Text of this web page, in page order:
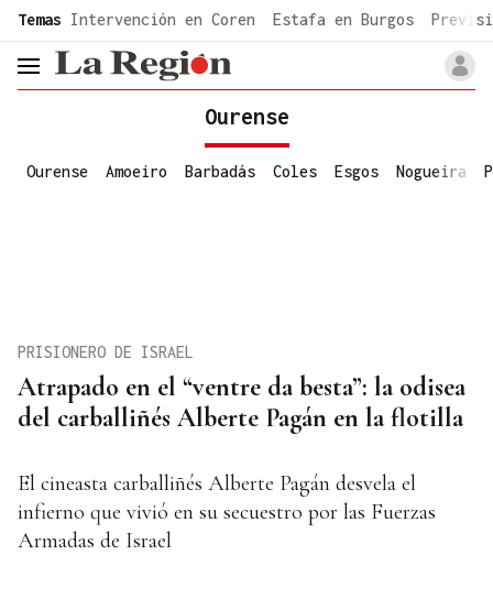
common.go-to-content
Temas Intervención en Coren Estafa en Burgos
header.menu.open
Ourense
Ourense Amoeiro Barbadás Coles Esgos Nogueira
Atrapado en el “ventre da besta”: la odisea
del carballiñés Alberte Pagán en la flotilla
PRISIONERO DE ISRAEL
El cineasta carballiñés Alberte Pagán desvela el
infierno que vivió en su secuestro por las Fuerzas
Armadas de Israel